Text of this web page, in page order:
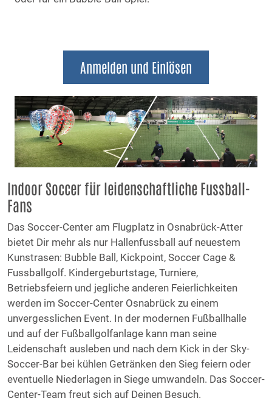
Anmelden und Einlösen
Indoor Soccer für leidenschaftliche Fussball-
Fans
Das Soccer-Center am Flugplatz in Osnabrück-Atter
bietet Dir mehr als nur Hallenfussball auf neuestem
Kunstrasen: Bubble Ball, Kickpoint, Soccer Cage &
Fussballgolf. Kindergeburtstage, Turniere,
Betriebsfeiern und jegliche anderen Feierlichkeiten
werden im Soccer-Center Osnabrück zu einem
unvergesslichen Event. In der modernen Fußballhalle
und auf der Fußballgolfanlage kann man seine
Leidenschaft ausleben und nach dem Kick in der Sky-
Soccer-Bar bei kühlen Getränken den Sieg feiern oder
eventuelle Niederlagen in Siege umwandeln. Das Soccer-
Center-Team freut sich auf Deinen Besuch.